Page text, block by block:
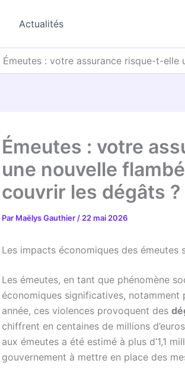
Actualités
Émeutes : votre assurance risque-t-
Émeutes : votre
une nouvelle
couvrir les dégâts ?
Par Maëlys Gauthier / 22 mai 2026
Les impacts économiques des émeutes
Les émeutes, en tant que phénomène
économiques significatives, notamment
année, ces violences provoquent des
chiffrent en centaines de millions
aux émeutes a été estimé à plus d’1,1
gouvernement à mettre en place des